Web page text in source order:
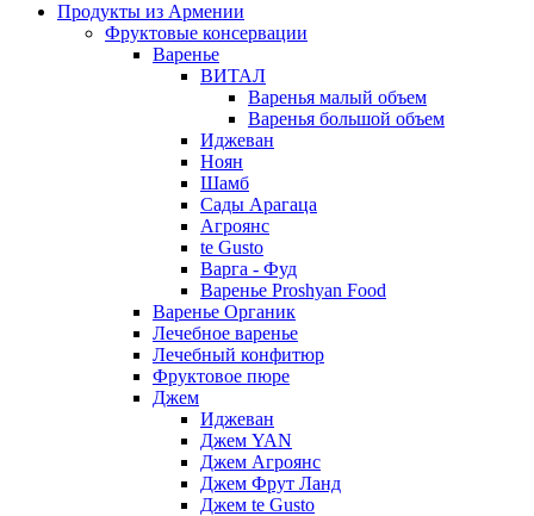
Продукты из Армении
Фруктовые консервации
Варенье
ВИТАЛ
Варенья малый объем
Варенья большой объем
Иджеван
Ноян
Шамб
Сады Арагаца
Агроянс
te Gusto
Варга - Фуд
Варенье Proshyan Food
Варенье Органик
Лечебное варенье
Лечебный конфитюр
Фруктовое пюре
Джем
Иджеван
Джем YAN
Джем Агроянс
Джем Фрут Ланд
Джем te Gusto